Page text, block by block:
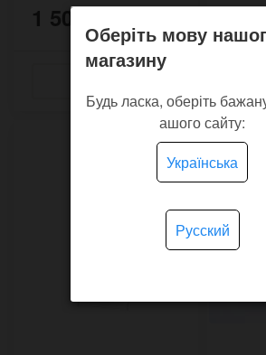
1 500 грн. 1
Оберіть мову
магазину
Будь ласка, оберіть
ашого сайту:
Українська
Русский